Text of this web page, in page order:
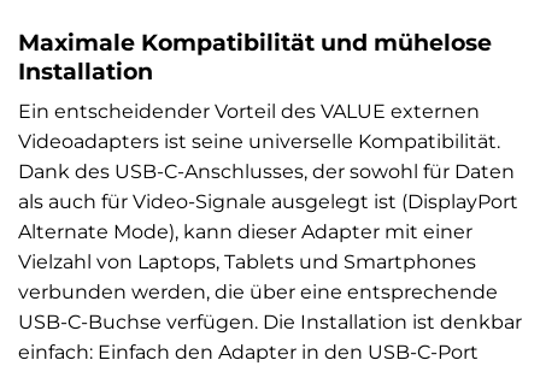
Maximale Kompatibilität und mühelose
Installation
Ein entscheidender Vorteil des VALUE externen
Videoadapters ist seine universelle Kompatibilität.
Dank des USB-C-Anschlusses, der sowohl für Daten
als auch für Video-Signale ausgelegt ist (DisplayPort
Alternate Mode), kann dieser Adapter mit einer
Vielzahl von Laptops, Tablets und Smartphones
verbunden werden, die über eine entsprechende
USB-C-Buchse verfügen. Die Installation ist denkbar
einfach: Einfach den Adapter in den USB-C-Port